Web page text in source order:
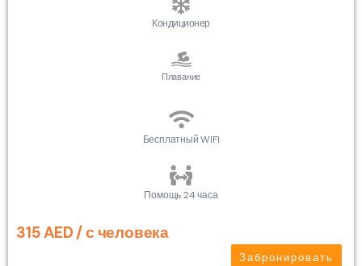
Кондиционер
Плавание
Бесплатный WIFI
Помощь 24 часа
315 AED / с человека
Забронировать